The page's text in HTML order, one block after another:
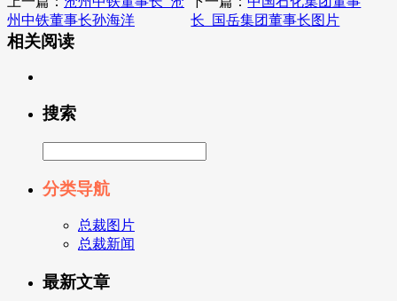
州中铁董事长孙海洋
长_国岳集团董事长图片
相关阅读
搜索
分类导航
总裁图片
总裁新闻
最新文章